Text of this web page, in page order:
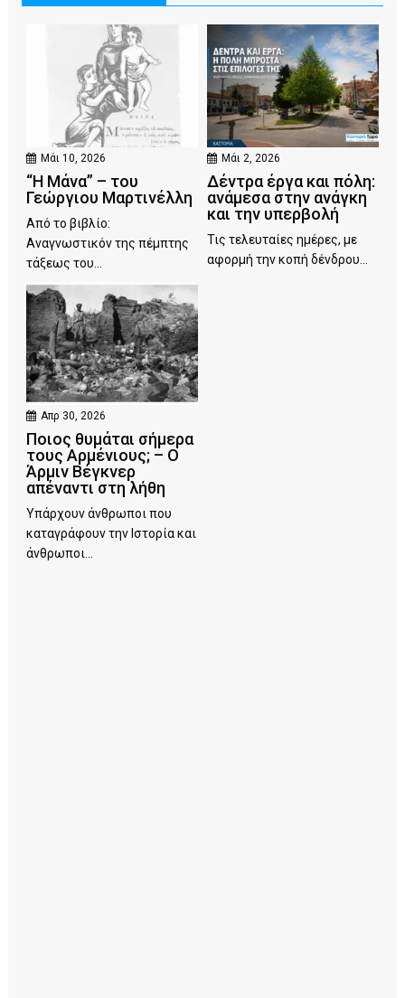
Μάι 10, 2026
“Η Μάνα” – του
Γεώργιου Μαρτινέλλη
Από το βιβλίο:
Αναγνωστικόν της πέμπτης
τάξεως του...
Μάι 2, 2026
Δέντρα έργα και πόλη:
ανάμεσα στην ανάγκη
και την υπερβολή
Τις τελευταίες ημέρες, με
αφορμή την κοπή δένδρου...
Απρ 30, 2026
Ποιος θυμάται σήμερα
τους Αρμένιους; – Ο
Άρμιν Βέγκνερ
απέναντι στη λήθη
Υπάρχουν άνθρωποι που
καταγράφουν την Ιστορία και
άνθρωποι...